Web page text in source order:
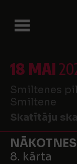
18 MAI
Smiltenes
Smiltene
Skatītāju
8. kārta